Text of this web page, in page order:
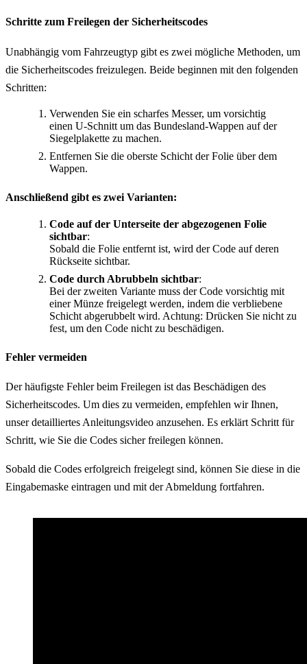
Schritte zum Freilegen der Sicherheitscodes
Unabhängig vom Fahrzeugtyp gibt es zwei mögliche Methoden, um
die Sicherheitscodes freizulegen. Beide beginnen mit den folgenden
Schritten:
Verwenden Sie ein scharfes Messer, um vorsichtig
einen U-Schnitt um das Bundesland-Wappen auf der
Siegelplakette zu machen.
Entfernen Sie die oberste Schicht der Folie über dem
Wappen.
Anschließend gibt es zwei Varianten:
Code auf der Unterseite der abgezogenen Folie
sichtbar:
Sobald die Folie entfernt ist, wird der Code auf deren
Rückseite sichtbar.
Code durch Abrubbeln sichtbar:
Bei der zweiten Variante muss der Code vorsichtig mit
einer Münze freigelegt werden, indem die verbliebene
Schicht abgerubbelt wird. Achtung: Drücken Sie nicht zu
fest, um den Code nicht zu beschädigen.
Fehler vermeiden
Der häufigste Fehler beim Freilegen ist das Beschädigen des
Sicherheitscodes. Um dies zu vermeiden, empfehlen wir Ihnen,
unser detailliertes Anleitungsvideo anzusehen. Es erklärt Schritt für
Schritt, wie Sie die Codes sicher freilegen können.
Sobald die Codes erfolgreich freigelegt sind, können Sie diese in die
Eingabemaske eintragen und mit der Abmeldung fortfahren.